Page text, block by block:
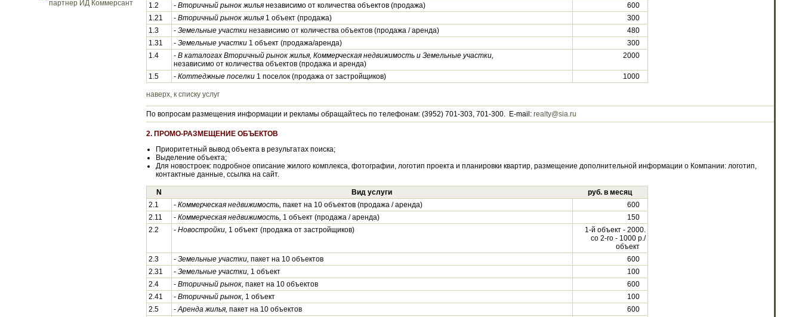
1.2
- Вторичный рынок жильянезависимо от количества объектов (продажа)
600
1.21
- Вторичный рынок жилья1 объект (продажа)
300
1.3
- Земельные участкинезависимо от количества объектов (продажа / аренда)
480
1.31
- Земельные участки1 объект (продажа/аренда)
300
1.4
- В каталогах Вторичный рынок жилья, Коммерческая недвижимость и Земельные участки,
независимо от количества объектов (продажа и аренда)
2000
1.5 - Коттеджные поселки1 поселок (продажа от застройщиков) 1000
наверх, к списку услуг
По вопросам размещения информации и рекламы обращайтесь по телефонам: (3952) 701-303, 701-300. E-mail: realty@sia.ru
2. ПРОМО-РАЗМЕЩЕНИЕ ОБЪЕКТОВ
Приоритетный вывод объекта в результатах поиска;
Выделение объекта;
Для новостроек: подробное описание жилого комплекса, фотографии, логотип проекта и планировки квартир, размещение дополнительной информации о Компании: логотип,
контактные данные, ссылка на сайт.
N Вид услуги
руб. в месяц
2.1
- Коммерческая недвижимость, пакет на 10 объектов (продажа / аренда)
600
2.11
- Коммерческая недвижимость, 1 объект (продажа / аренда)
150
2.2
- Новостройки, 1 объект (продажа от застройщиков)
1-й объект - 2000.
со 2-го - 1000 р./
объект
2.3
- Земельные участки, пакет на 10 объектов
600
2.31
- Земельные участки, 1 объект
100
2.4
- Вторичный рынок, пакет на 10 объектов
600
2.41
- Вторичный рынок, 1 объект
100
2.5
-Аренда жилья, пакет на 10 объектов
600